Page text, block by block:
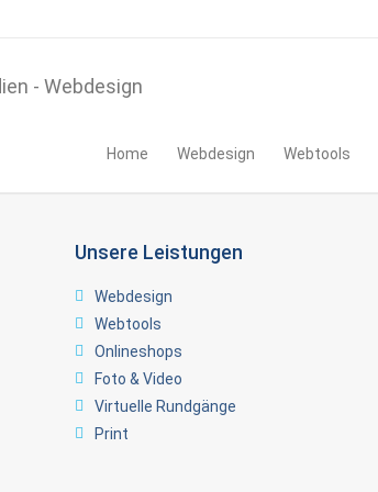
Home Webdesign Webtools
Unsere Leistungen
Webdesign
Webtools
Onlineshops
Foto & Video
Virtuelle Rundgänge
Print